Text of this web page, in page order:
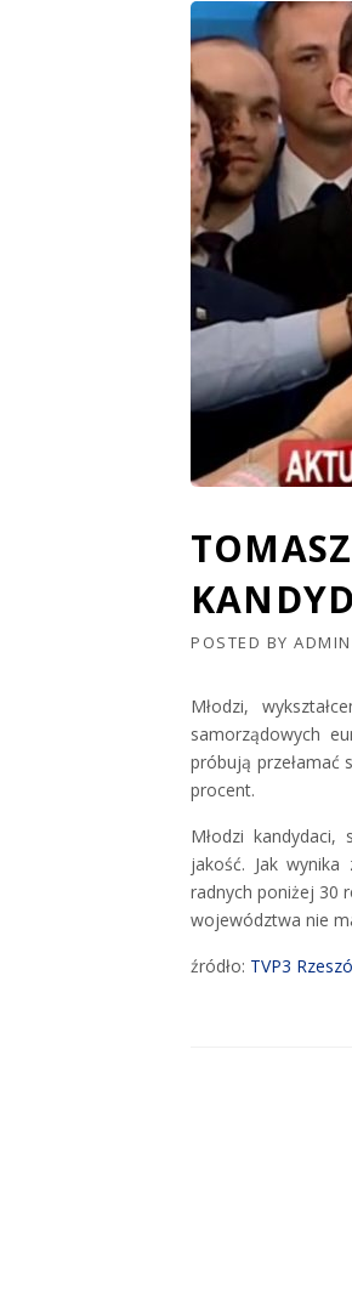
POSTED BY ADMIN
Młodzi,
samorządowych
próbują
procent.
Młodzi
jakość. Jak
radnych poniżej 30
województwa nie
źródło: TVP3